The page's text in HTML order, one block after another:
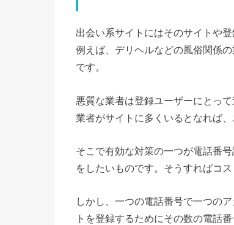
出会い系サイトにはそのサイトや
例えば、デリヘルなどの風俗関係
です。
悪質な業者は登録ユーザーにとっ
業者がサイトに多くいるとなれば
そこで有効な対策の一つが電話番
をしたいものです。そうすればコ
しかし、一つの電話番号で一つの
トを登録するためにその数の電話